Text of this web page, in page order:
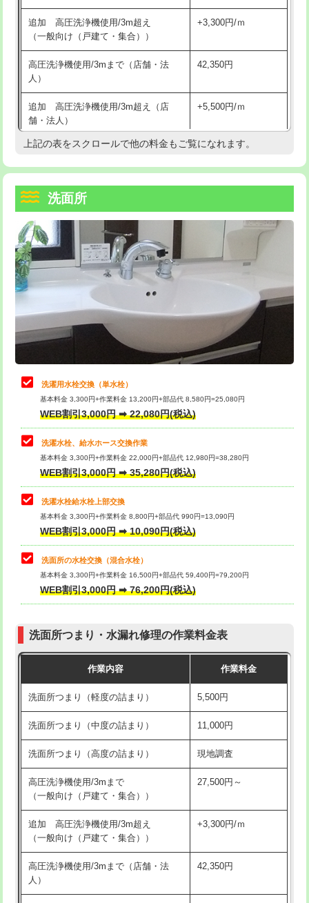
マス交換（深さ50㎝以上） 66,000円
コンクリート斫り（厚さ10㎝まで） 27,500円
コンクリート斫り（厚さ10㎝超え）
モルタル補修（厚さ10㎝まで）
モルタル補修（厚さ10㎝超え） 38,500円
洗面台設置 38,500円
追加人工
廃棄・処分 現場見積
※給水管工事は20mmまでの価格です。
持込商品取付（混合水栓） 16,500円
給水管工事※（ホール加工)
給水管工事※（バンド止め) 3,300円
給水管工事※（支持金具設置) 5,500円
給水管工事※（保温材使用（バンド止
め込み）)
5,500円
給水管工事※（土の掘削・埋め戻し作
業)
11,000円
給水管工事※（塩ビ管（VP・HI）使
用/3ｍまで)
33,000円
給水管工事※（塩ビ管（VP・HI）使
用（追加）/3ｍ超え)
給水管工事※（ライニング鋼管・銅
管・ポリ管・HT管使用/3ｍまで)
44,000円
給水管工事※（ライニング鋼管・銅
管・ポリ管・HT管使用/3ｍ超え)
排水管工事（土の掘削・埋め戻し作
業）
排水管工事（排水管工事/3ｍまで） 55,000円
排水管工事（追加 排水管工事/3ｍ超
え）
マス交換（土の掘削・埋め戻し作業）
マス交換（深さ50㎝未満）
マス交換（深さ50㎝以上）
モルタル補修（厚さ10㎝まで） 27,500円
モルタル補修（厚さ10㎝超え） 38,500円
洗面台設置 38,500円
バスタブ設置 現場見積
追加人工 16,500円
廃棄・処分
※給水管工事は20mmまでの価格です。
追加 高圧洗浄機使用/3m超え
（一般向け（戸建て・集合））
+3,300円/ｍ
高圧洗浄機使用/3mまで（店舗・法
人）
42,350円
追加 高圧洗浄機使用/3m超え（店
舗・法人）
+5,500円/ｍ
高度高圧洗浄換 現地調査
トーラー機使用/3mまで
追加トーラー機使用/3m超え +3,300円
カメラ調査 33,000円
桝清掃
止水・漏水調査・防水処理・清掃・修
理・調整・分解・加工など（軽作業）
11,000円
止水・漏水調査・防水処理・清掃・修
理・調整・分解・加工など（中作業）
22,000円
止水・漏水調査・防水処理・清掃・修
理・調整・分解・加工など（重作業）
33,000円
キッチンタンク脱着
その他部品の脱着
交換・取付（タンク）
交換・取付(単水栓（壁付・デッキ
式）)
交換・取付(混合水栓（壁付・デッキ
式・ワンホール）)
16,500円+材料費
（P/S/ポップアップ））
交換・取付（その他部品） 11,000円+材料費
持込商品取付（単水栓） 13,200円
持込商品取付（混合水栓） 16,500円
持込商品取付（浄水器・分岐水栓） 16,500円
給水管工事※（ホール加工) 16,500円
給水管工事※（バンド止め)
給水管工事※（支持金具設置) 5,500円
給水管工事※（保温材使用（バンド止
め込み）)
5,500円
給水管工事※（土の掘削・埋め戻し作
11,000円
上記の表をスクロールで他の料金もご覧になれます。
洗面所
洗濯用水栓交換（単水栓）
基本料金 3,300円+作業料金 13,200円+部品代 8,580円=25,080円
WEB割引3,000円 ➡ 22,080円(税込)
洗濯水栓、給水ホース交換作業
基本料金 3,300円+作業料金 22,000円+部品代 12,980円=38,280円
WEB割引3,000円 ➡ 35,280円(税込)
洗濯水栓給水栓上部交換
基本料金 3,300円+作業料金 8,800円+部品代 990円=13,090円
WEB割引3,000円 ➡ 10,090円(税込)
洗面所の水栓交換（混合水栓）
基本料金 3,300円+作業料金 16,500円+部品代 59,400円=79,200円
WEB割引3,000円 ➡ 76,200円(税込)
洗面所つまり・水漏れ修理の作業料金表
作業内容 作業料金
洗面所つまり（軽度の詰まり） 5,500円
洗面所つまり（中度の詰まり） 11,000円
洗面所つまり（高度の詰まり） 現地調査
高圧洗浄機使用/3mまで
（一般向け（戸建て・集合））
27,500円～
追加 高圧洗浄機使用/3m超え
（一般向け（戸建て・集合））
+3,300円/ｍ
高圧洗浄機使用/3mまで（店舗・法
人）
42,350円